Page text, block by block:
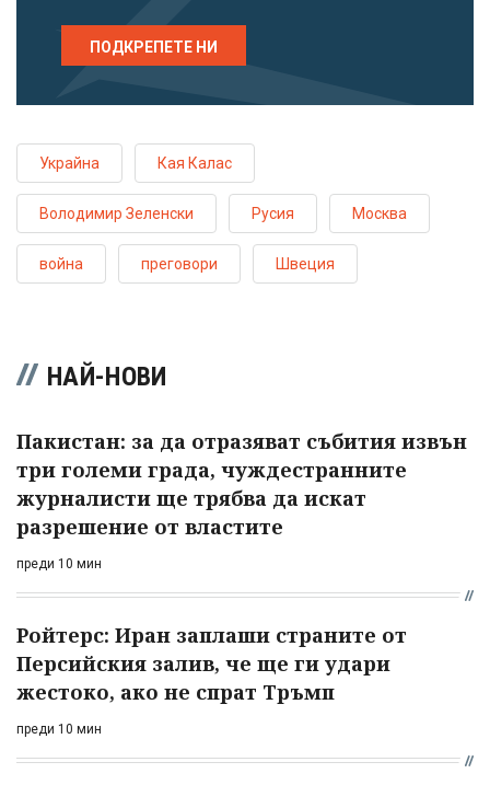
ПОДКРЕПЕТЕ НИ
Украйна Кая Калас
Володимир Зеленски Русия Москва
война преговори Швеция
НАЙ-НОВИ
Пакистан: за да отразяват събития извън
три големи града, чуждестранните
журналисти ще трябва да искат
разрешение от властите
преди 10 мин
Ройтерс: Иран заплаши страните от
Персийския залив, че ще ги удари
жестоко, ако не спрат Тръмп
преди 10 мин